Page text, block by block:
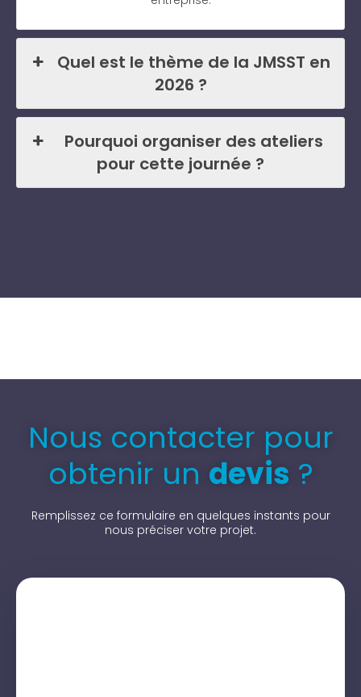
Quel est le thème de la JMSST en
2026 ?
Pourquoi organiser des ateliers
pour cette journée ?
Nous contacter pour
obtenir un devis ?
Remplissez ce formulaire en quelques instants pour
nous préciser votre projet.